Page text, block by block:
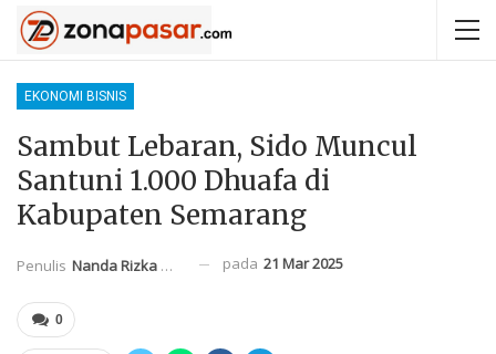
EKONOMI BISNIS
Sambut Lebaran, Sido Muncul
Santuni 1.000 Dhuafa di
Kabupaten Semarang
Penulis Nanda Rizka Mahendra pada 21 Mar 2025
0